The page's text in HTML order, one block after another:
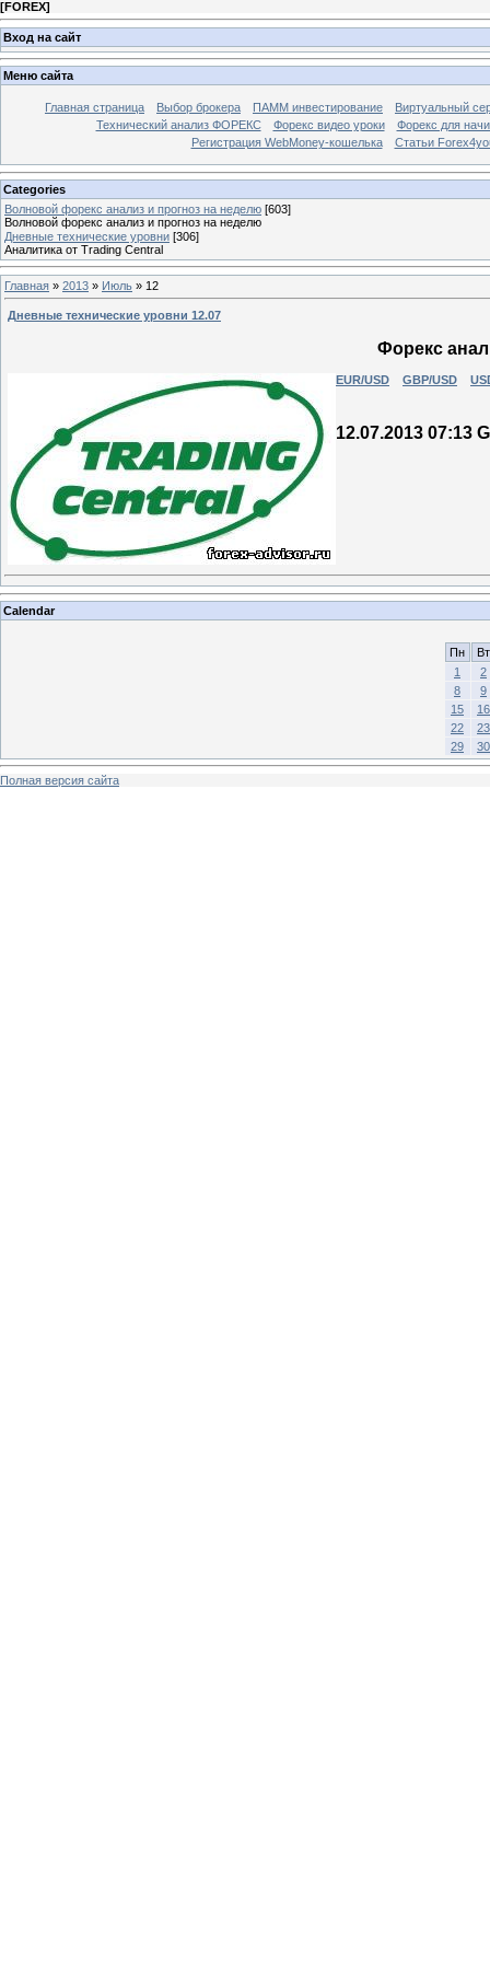
[FOREX]
Вход на сайт
Меню сайта
Главная страница Выбор брокера ПАММ инвестирование
Виртуальный
Технический анализ ФОРЕКС
Форекс видео уроки
Форекс для
Регистрация WebMoney-кошелька
Статьи
Categories
Волновой форекс анализ и прогноз на неделю [603]
Волновой форекс анализ и прогноз на неделю
Дневные технические уровни [306]
Аналитика от Trading Central
Главная » 2013 » Июль » 12
Дневные технические уровни 12.07
Форекс
EUR/USD GBP/USD
12.07.2013 07:13
Calendar
Пн
Вт
1
2
8
9
15
16
22
23
29
30
Полная версия сайта